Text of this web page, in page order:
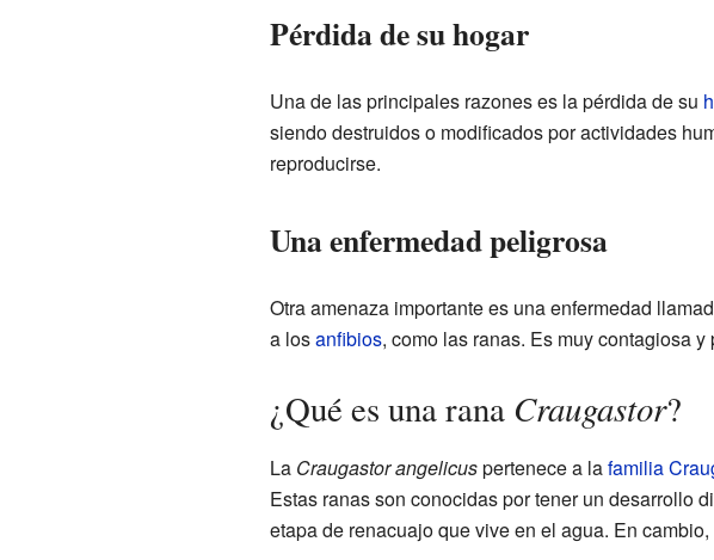
Pérdida de su hogar
Una de las principales razones es la pérdida de su
siendo destruidos o modificados por actividades
reproducirse.
Una enfermedad peligrosa
Otra amenaza importante es una enfermedad
a losanfibios, como las ranas. Es muy contagiosa
¿Qué es una rana Craugastor?
La Craugastor angelicuspertenece a lafamilia
Estas ranas son conocidas por tener un desarrollo
etapa de renacuajo que vive en el agua. En